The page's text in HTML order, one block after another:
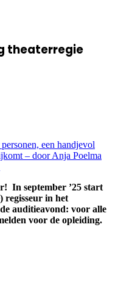
theaterregie
een handjevol
– door Anja Poelma
In september ’25 start
regisseur in het
auditieavond: voor alle
voor de opleiding.